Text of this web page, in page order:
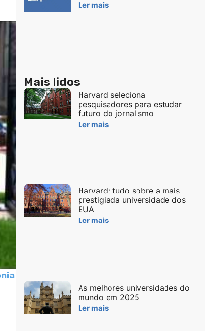
Ler mais
Mais lidos
Harvard seleciona
pesquisadores para estudar
futuro do jornalismo
Ler mais
Harvard: tudo sobre a mais
prestigiada universidade dos
EUA
Ler mais
As melhores universidades do
mundo em 2025
Ler mais